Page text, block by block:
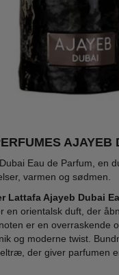
Eau de Parfum, en
varmen og sødmen.
Lattafa Ajayeb Dubai
en orientalsk duft, der
er en overraskende
og moderne twist.
der giver parfumen
-70%